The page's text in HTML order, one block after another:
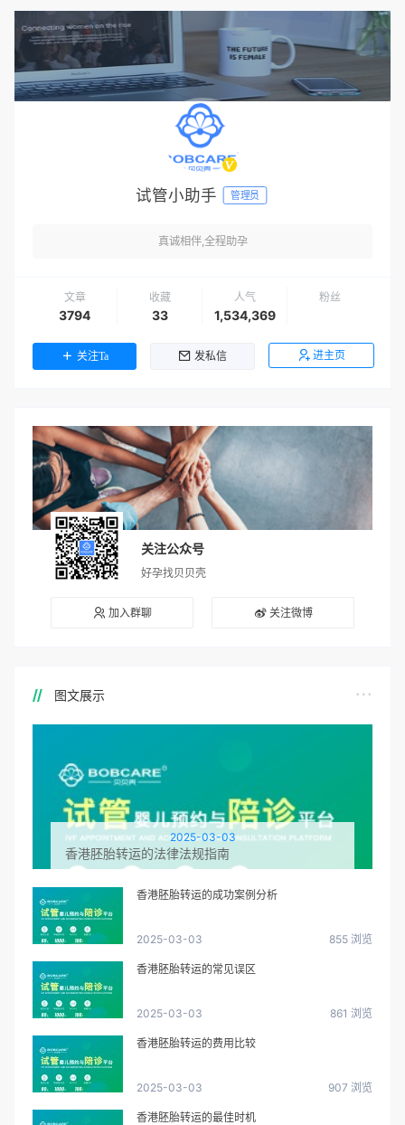
试管小助手 管理员
真诚相伴,全程助孕
文章
3794
收藏
33
人气
1,534,369
粉丝
关注Ta 发私信 进主页
关注公众号
好孕找贝贝壳
加入群聊 关注微博
图文展示
2025-03-03
香港胚胎转运的法律法规指南
香港胚胎转运的成功案例分析
2025-03-03 855 浏览
香港胚胎转运的常见误区
2025-03-03 861 浏览
香港胚胎转运的费用比较
2025-03-03 907 浏览
香港胚胎转运的最佳时机